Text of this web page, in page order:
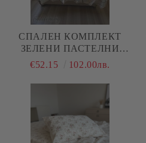
СПАЛЕН КОМПЛЕКТ
ЗЕЛЕНИ ПАСТЕЛНИ
ЦВЕТОВЕ, 100%
(ПОПЛИН), 4 ЧАСТИ
€52.15 102.00лв.